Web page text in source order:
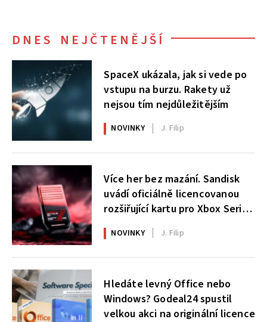
DNES NEJČTENĚJŠÍ
SpaceX ukázala, jak si vede po
vstupu na burzu. Rakety už
nejsou tím nejdůležitějším
NOVINKY J. Filip
Více her bez mazání. Sandisk
uvádí oficiálně licencovanou
rozšiřující kartu pro Xbox Series
X|S
NOVINKY J. Filip
Hledáte levný Office nebo
Windows? Godeal24 spustil
velkou akci na originální licence